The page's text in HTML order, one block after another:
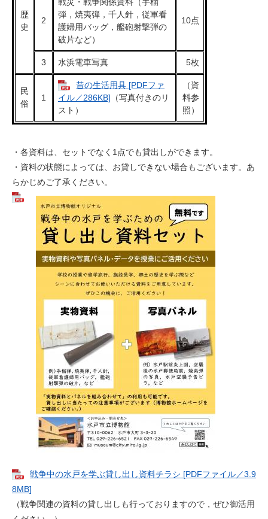
歴
史
2
弾，焼夷弾，千人針，従軍看
護婦用バッグ，艦砲射撃弾の
破片など）
10点
3 水浜電車写真 5枚
民
俗
1
昔の生活用具 [PDFファ
イル／286KB] （写真付きのリ
スト）
（資
料参
照）
・各資料は、セットでなく1点でも貸出しができます。
・資料の状態によっては、お貸しできない場合もございます。あ
らかじめご了承ください。
戦争中の水戸を学ぶ貸し出し資料チラシ [PDFファイル／3.9
8MB]
（戦争関連の資料の貸し出しも行っておりますので，ぜひ御活用